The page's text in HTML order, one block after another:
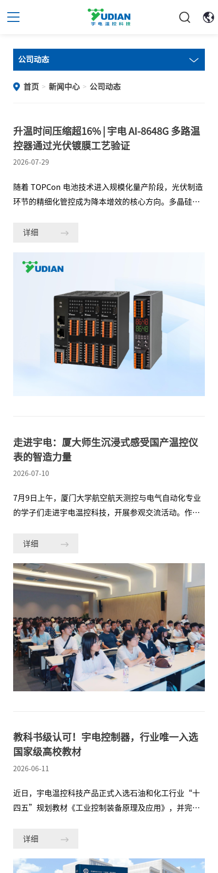
公司动态
首页 > 新闻中心 > 公司动态
升温时间压缩超16% | 宇电 AI-8648G 多路温
控器通过光伏镀膜工艺验证
2026-07-29
随着 TOPCon 电池技术进入规模化量产阶段，光伏制造
环节的精细化管控成为降本增效的核心方向。多晶硅沉
与工艺周期，直接影响电池转换效率、批次良率与产线
8648G 高性能智能多路温控器，在不改动设备硬件结
构、不调整工艺温度基准的前提下，实现 POLY 工序升
温阶段时长压缩 130 秒，且电池转换效率与产品良率均
优于基准工艺，为光伏热制程的精益优化提供了可复用
的技术方案。01 行业痛点镀膜工艺的产能与品质挑战传
统温控系统在升温、保温阶段响应滞后，导致工艺时间
较长，限制了单线产能的进一步提升。同时，镀膜过程
对温度曲线控制要求极为苛刻，任何微小的温度波动或
详细
走进宇电：厦大师生沉浸式感受国产温控仪
表的智造力量
2026-07-10
7月9日上午，厦门大学航空航天测控与电气自动化专业
的学子们走进宇电温控科技，开展参观交流活动。作为
深入了解工业温控领域的前沿技术与产业应用，搭建从
园区，100多名厦大师生实地走访了总建筑面积超 6 万
平方米的现代化产业园，深入了解年产能达 1000 万台
温控器的智能化产线布局，零距离感受宇电深耕核心技
术、坚守卓越品质的匠心与实力。在随后的座谈交流环
节，来自人力、市场、质量等多个部门的宇电代表围绕
企业发展历程、仪器仪表行业趋势以及核心技术与产品
应用等主题进行了系统分享，帮助同学们建立起对温控
产业从宏观到微观的全面认知。在展厅参观时，面对各
类前沿温控器产品，同学们结合所学踊跃提问，就技术
标杆，已被国家级
详细
​教科书级认可！宇电控制器，行业唯一入选
国家级高校教材
2026-06-11
近日，宇电温控科技产品正式入选石油和化工行业“十
四五”规划教材《工业控制装备原理及应用》，并完整
入选该教材的数字控制器品牌，产品适用于对温度、压
确控制，这不仅是对宇电技术实力与行业影响力的高度
详细